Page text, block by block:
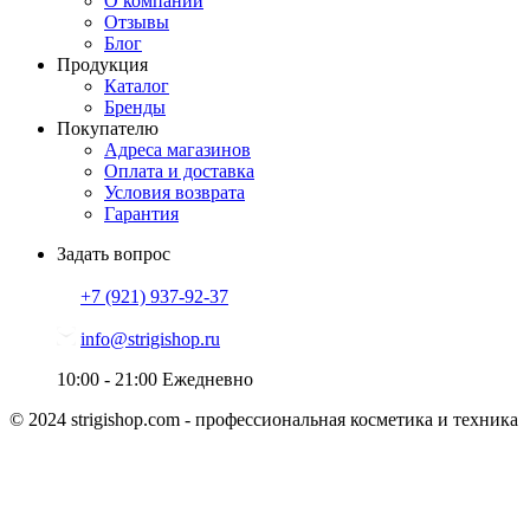
Отзывы
Блог
Продукция
Каталог
Бренды
Покупателю
Адреса магазинов
Оплата и доставка
Условия возврата
Гарантия
Задать вопрос
+7 (921) 937-92-37
info@strigishop.ru
10:00 - 21:00 Ежедневно
© 2024 strigishop.com - профессиональная косметика и техника